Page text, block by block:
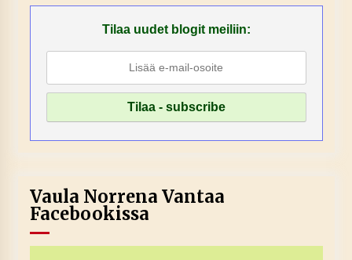
Tilaa uudet blogit meiliin:
Vaula Norrena Vantaa
Facebookissa